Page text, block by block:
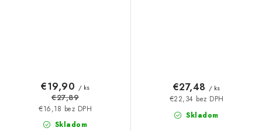
Skladom
€16,18 bez DPH
€19,90 / ks
€27,89
Skladom
€22,34 bez DPH
€27,48 / ks